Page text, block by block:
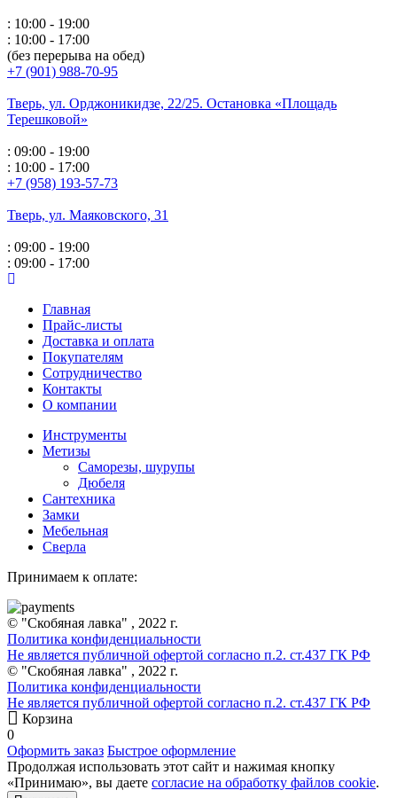
: 10:00 - 19:00
: 10:00 - 17:00
(без перерыва на обед)
+7 (901) 988-70-95
Тверь, ул. Орджоникидзе, 22/25. Остановка «Площадь
Терешковой»
: 09:00 - 19:00
: 10:00 - 17:00
+7 (958) 193-57-73
Тверь, ул. Маяковского, 31
: 09:00 - 19:00
: 09:00 - 17:00
Главная
Прайс-листы
Доставка и оплата
Покупателям
Сотрудничество
Контакты
О компании
Инструменты
Метизы
Саморезы, шурупы
Дюбеля
Сантехника
Замки
Мебельная
Сверла
Принимаем к оплате:
© "Скобяная лавка" , 2022 г.
Политика конфиденциальности
Не является публичной офертой согласно п.2. ст.437 ГК РФ
© "Скобяная лавка" , 2022 г.
Политика конфиденциальности
Не является публичной офертой согласно п.2. ст.437 ГК РФ
Корзина
0
Оформить заказ Быстрое оформление
Продолжая использовать этот сайт и нажимая кнопку
«Принимаю», вы даете согласие на обработку файлов cookie.